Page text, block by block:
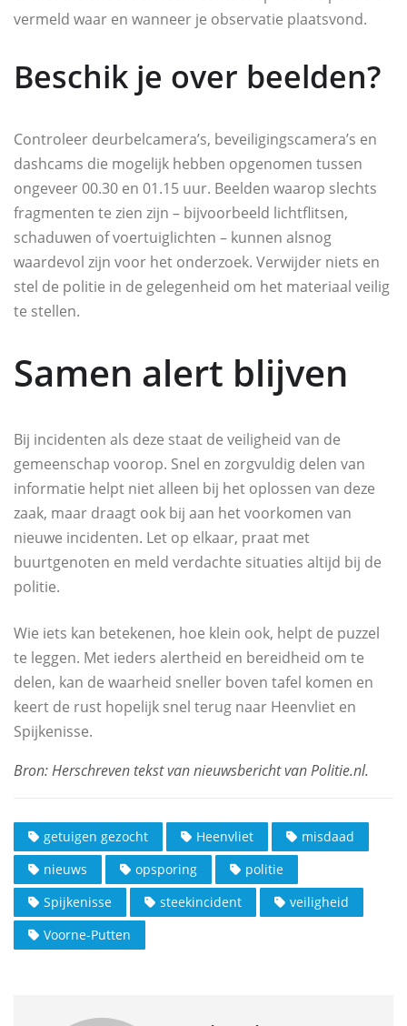
vermeld waar en wanneer je observatie plaatsvond.
Beschik je over beelden?
Controleer deurbelcamera’s, beveiligingscamera’s en
dashcams die mogelijk hebben opgenomen tussen
ongeveer 00.30 en 01.15 uur. Beelden waarop slechts
fragmenten te zien zijn – bijvoorbeeld lichtflitsen,
schaduwen of voertuiglichten – kunnen alsnog
waardevol zijn voor het onderzoek. Verwijder niets en
stel de politie in de gelegenheid om het materiaal veilig
te stellen.
Samen alert blijven
Bij incidenten als deze staat de veiligheid van de
gemeenschap voorop. Snel en zorgvuldig delen van
informatie helpt niet alleen bij het oplossen van deze
zaak, maar draagt ook bij aan het voorkomen van
nieuwe incidenten. Let op elkaar, praat met
buurtgenoten en meld verdachte situaties altijd bij de
politie.
Wie iets kan betekenen, hoe klein ook, helpt de puzzel
te leggen. Met ieders alertheid en bereidheid om te
delen, kan de waarheid sneller boven tafel komen en
keert de rust hopelijk snel terug naar Heenvliet en
Spijkenisse.
getuigen gezocht Heenvliet
misdaad
nieuws
opsporing
politie
Spijkenisse
steekincident
veiligheid
Voorne-Putten